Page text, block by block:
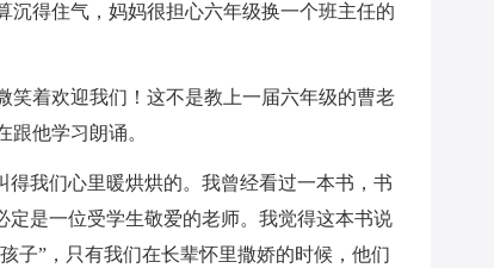
沉得住气，妈妈很担心六年级换一个班主任的
笑着欢迎我们！这不是教上一届六年级的曹老
他学习朗诵。
我们心里暖烘烘的。我曾经看过一本书，书
定是一位受学生敬爱的老师。我觉得这本书说
子”，只有我们在长辈怀里撒娇的时候，他们